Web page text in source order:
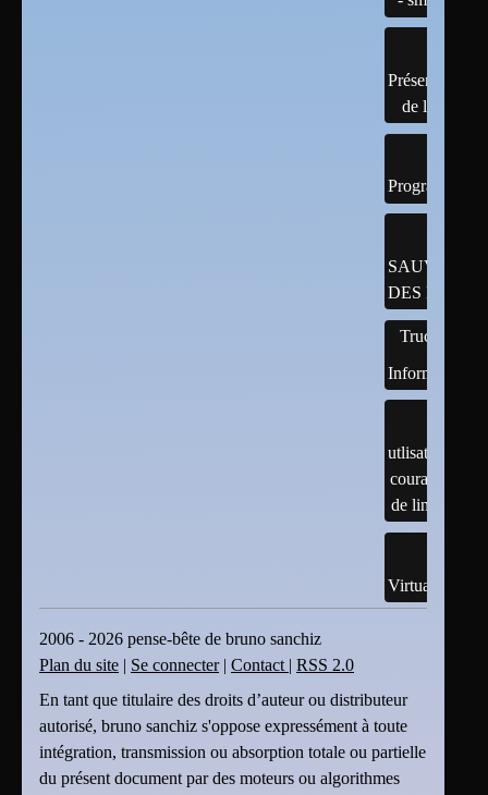
Présentation
de linux
DES
Trucs
Informatiques
utlisation
courante
de linux
Virtualisation
2006 - 2026 pense-bête de bruno sanchiz
Plan du site | Se connecter| Contact | RSS 2.0
En tant que titulaire des droits d’auteur ou distributeur
autorisé, bruno sanchiz s'oppose expressément à toute
intégration, transmission ou absorption totale ou partielle
du présent document par des moteurs ou algorithmes